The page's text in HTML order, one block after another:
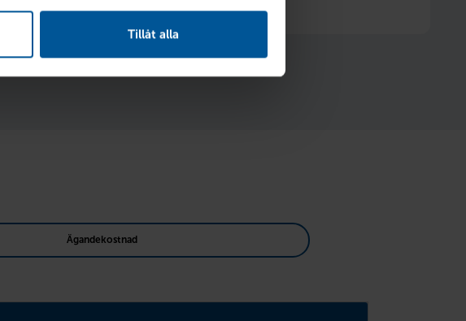
Tillåt alla
Hjulskifte ingår
Ägandekostnad